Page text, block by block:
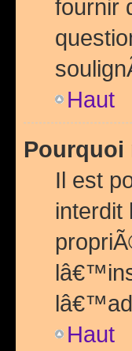
fournir
Haut
Il est
interdit
Haut